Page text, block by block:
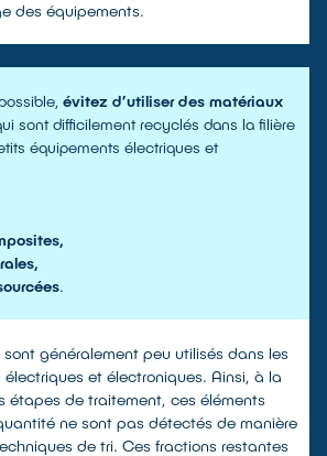
des équipements.
évitez d’utiliser des matériaux
sont difficilement recyclés dans la filière
équipements électriques et
.
généralement peu utilisés dans les
et électroniques. Ainsi, à la
étapes de traitement, ces éléments
ne sont pas détectés de manière
de tri. Ces fractions restantes